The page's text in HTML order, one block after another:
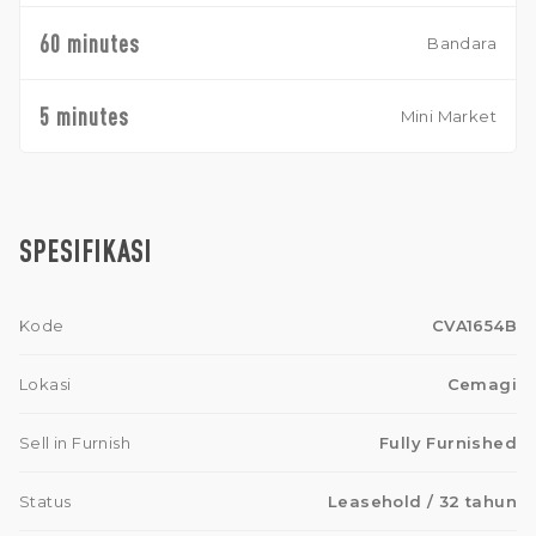
60 minutes Bandara
5 minutes Mini Market
SPESIFIKASI
Kode CVA1654B
Lokasi Cemagi
Sell in Furnish Fully Furnished
Status Leasehold / 32 tahun